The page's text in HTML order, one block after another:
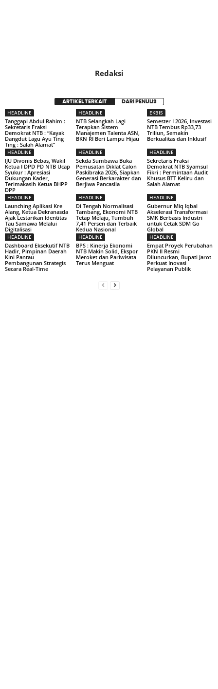
Redaksi
ARTIKEL TERKAIT DARI PENULIS
HEADLINE
Tanggapi Abdul Rahim :
Sekretaris Fraksi
Demokrat NTB : “Kayak
Dangdut Lagu Ayu Ting
Ting : Salah Alamat”
HEADLINE
NTB Selangkah Lagi
Terapkan Sistem
Manajemen Talenta ASN,
BKN RI Beri Lampu Hijau
EKBIS
Semester I 2026, Investasi
NTB Tembus Rp33,73
Triliun, Semakin
Berkualitas dan Inklusif
HEADLINE
IJU Divonis Bebas, Wakil
Ketua I DPD PD NTB Ucap
Syukur : Apresiasi
Dukungan Kader,
Terimakasih Ketua BHPP
DPP
HEADLINE
Sekda Sumbawa Buka
Pemusatan Diklat Calon
Paskibraka 2026, Siapkan
Generasi Berkarakter dan
Berjiwa Pancasila
HEADLINE
Sekretaris Fraksi
Demokrat NTB Syamsul
Fikri : Permintaan Audit
Khusus BTT Keliru dan
Salah Alamat
HEADLINE
Launching Aplikasi Kre
Alang, Ketua Dekranasda
Ajak Lestarikan Identitas
Tau Samawa Melalui
Digitalisasi
HEADLINE
Di Tengah Normalisasi
Tambang, Ekonomi NTB
Tetap Melaju, Tumbuh
7,41 Persen dan Terbaik
Kedua Nasional
HEADLINE
Gubernur Miq Iqbal
Akselerasi Transformasi
SMK Berbasis Industri
untuk Cetak SDM Go
Global
HEADLINE
Dashboard Eksekutif NTB
Hadir, Pimpinan Daerah
Kini Pantau
Pembangunan Strategis
Secara Real-Time
HEADLINE
BPS : Kinerja Ekonomi
NTB Makin Solid, Ekspor
Meroket dan Pariwisata
Terus Menguat
HEADLINE
Empat Proyek Perubahan
PKN II Resmi
Diluncurkan, Bupati Jarot
Perkuat Inovasi
Pelayanan Publik